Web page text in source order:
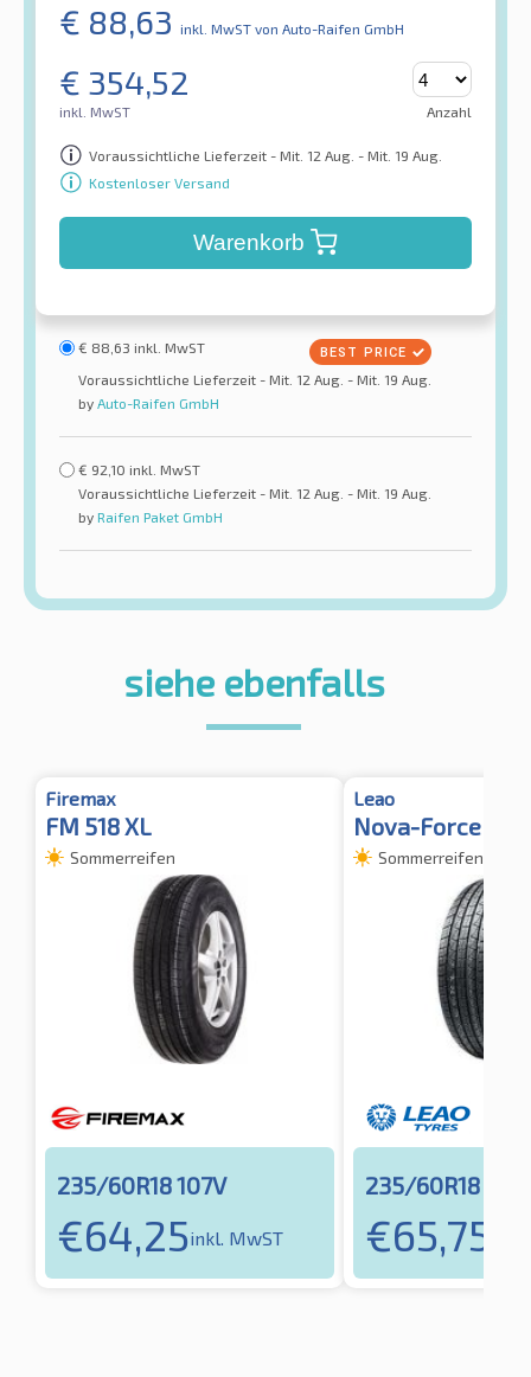
€ 88,63 inkl. MwST von Auto-Raifen GmbH
€ 354,52
inkl. MwST Anzahl
Voraussichtliche Lieferzeit - Mit. 12 Aug. - Mit. 19 Aug.
Kostenloser Versand
Warenkorb
€ 88,63 inkl. MwST
Voraussichtliche Lieferzeit - Mit. 12 Aug. - Mit. 19 Aug.
by Auto-Raifen GmbH
€ 92,10 inkl. MwST
Voraussichtliche Lieferzeit - Mit. 12 Aug. - Mit. 19 Aug.
by Raifen Paket GmbH
siehe ebenfalls
Firemax
FM 518 XL
Sommerreifen
235/60R18 107V
€64,25inkl. MwST
Leao
Nova-Force 4X4
Sommerreifen
235/60R18
€65,75